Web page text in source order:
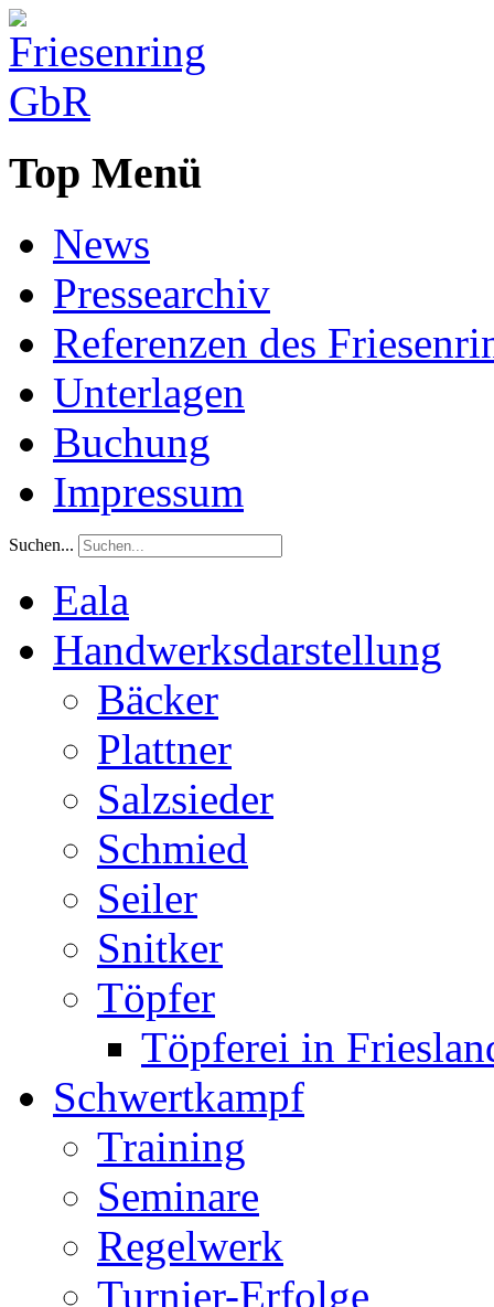
Top Menü
News
Pressearchiv
Referenzen des
Unterlagen
Buchung
Impressum
Suchen...
Eala
Handwerksdarstellung
Bäcker
Plattner
Salzsieder
Schmied
Seiler
Snitker
Töpfer
Töpferei in
Schwertkampf
Training
Seminare
Regelwerk
Turnier-Erfolge